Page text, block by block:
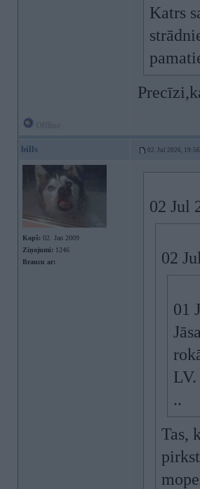
Katrs
bills 02. Jul 2026, 19:56
Kopš: 02. Jan 2009
Ziņojumi: 1246
Braucu ar:
02 Jul
02
01
LV.
..
Tas,